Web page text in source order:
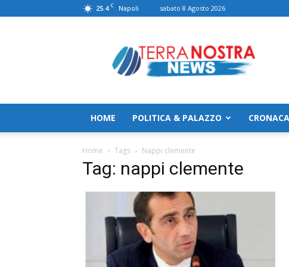
25.4 C Napoli sabato 8 Agosto 2026
HOME POLITICA & PALAZZO CRONACA
Home Tags Nappi clemente
Tag: nappi clemente